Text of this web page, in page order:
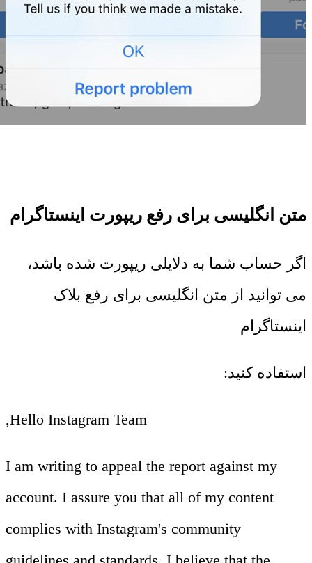
متن انگلیسی برای رفع ریپورت اینستاگرام
اگر حساب شما به دلایلی ریپورت شده باشد،
می ‌توانید از متن انگلیسی برای رفع بلاک
اینستاگرام
استفاده کنید:
Hello Instagram Team,
I am writing to appeal the report against my
account. I assure you that all of my content
complies with Instagram's community